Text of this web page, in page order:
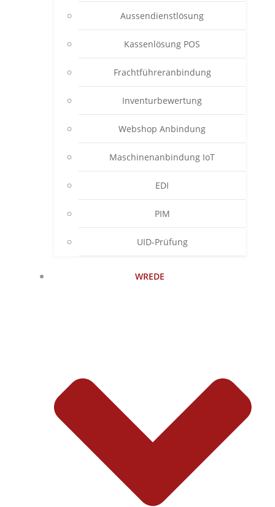
Aussendienstlösung
Kassenlösung POS
Frachtführeranbindung
Inventurbewertung
Webshop Anbindung
Maschinenanbindung IoT
EDI
PIM
UID-Prüfung
WREDE